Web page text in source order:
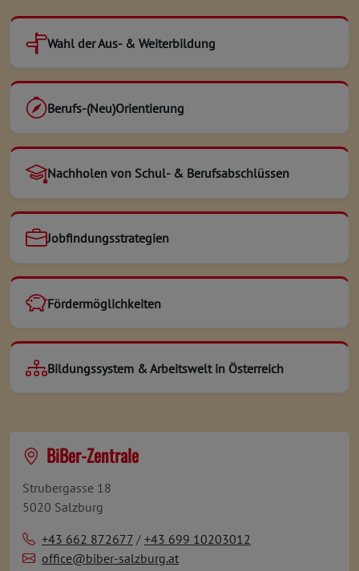
Wahl der Aus- & Weiterbildung
Berufs-(Neu)Orientierung
Nachholen von Schul- & Berufsabschlüssen
Jobfindungsstrategien
Fördermöglichkeiten
Bildungssystem & Arbeitswelt in Österreich
BiBer-Zentrale
Strubergasse 18
5020 Salzburg
+43 662 872677 / +43 699 10203012
office@biber-salzburg.at